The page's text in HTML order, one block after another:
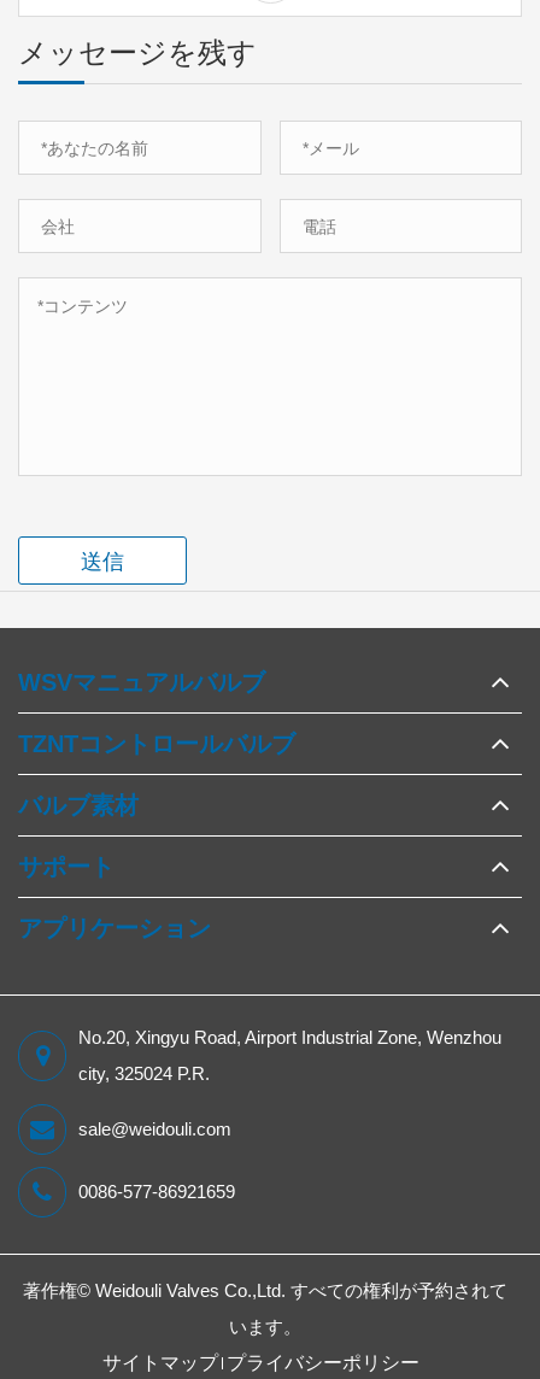
メッセージを残す
送信
WSVマニュアルバルブ
TZNTコントロールバルブ
バルブ素材
サポート
アプリケーション
No.20, Xingyu Road, Airport Industrial Zone, Wenzhou
city, 325024 P.R.
sale@weidouli.com
0086-577-86921659
著作権© Weidouli Valves Co.,Ltd. すべての権利が予約されて
います。
サイトマップ プライバシーポリシー